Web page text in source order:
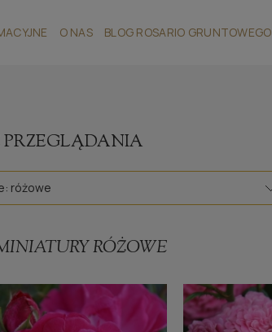
O NAS BLOG ROSARIO GRUNTOWEGO
PRZEGLĄDANIA
różowe
RÓŻOWE